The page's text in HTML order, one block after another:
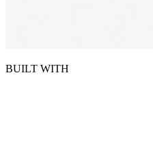
BUILT WITH